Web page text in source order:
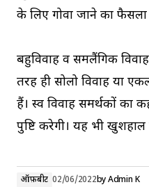
के लिए गोवा जाने का फैसला
बहुविवाह व समलैंगिक
तरह ही सोलो विवाह या
हैं। स्व विवाह समर्थकों का
पुष्टि करेगी। यह भी
ऑफ़बीट 02/06/2022byAdmin K